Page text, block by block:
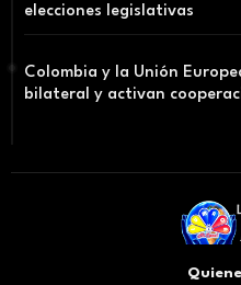
elecciones legislativas
Colombia y la Unión
bilateral y activan